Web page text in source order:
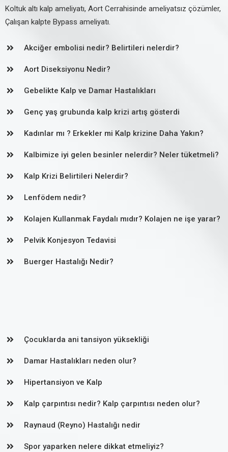
Koltuk altı kalp ameliyatı, Aort Cerrahisinde ameliyatsız çözümler,
Çalışan kalpte Bypass ameliyatı.
Akciğer embolisi nedir? Belirtileri nelerdir?
Aort Diseksiyonu Nedir?
Gebelikte Kalp ve Damar Hastalıkları
Genç yaş grubunda kalp krizi artış gösterdi
Kadınlar mı ? Erkekler mi Kalp krizine Daha Yakın?
Kalbimize iyi gelen besinler nelerdir? Neler tüketmeli?
Kalp Krizi Belirtileri Nelerdir?
Lenfödem nedir?
Kolajen Kullanmak Faydalı mıdır? Kolajen ne işe yarar?
Pelvik Konjesyon Tedavisi
Buerger Hastalığı Nedir?
Çocuklarda ani tansiyon yüksekliği
Damar Hastalıkları neden olur?
Hipertansiyon ve Kalp
Kalp çarpıntısı nedir? Kalp çarpıntısı neden olur?
Raynaud (Reyno) Hastalığı nedir
Spor yaparken nelere dikkat etmeliyiz?